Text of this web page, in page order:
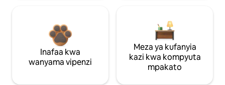
Inafaa kwa
wanyama vipenzi
Meza ya kufanyia
kazi kwa kompyuta
mpakato